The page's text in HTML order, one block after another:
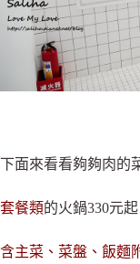
下面來看看夠夠肉的
套餐類的火鍋330元起
含主菜、菜盤、飯麵